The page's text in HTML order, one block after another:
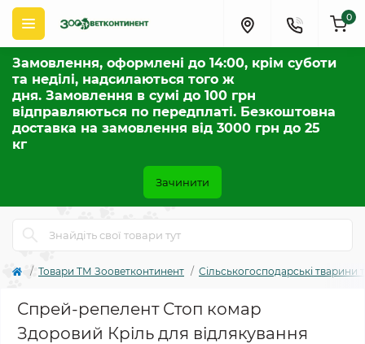
Замовлення, оформлені до 14:00, крім суботи
та неділі, надсилаються того ж
дня. Замовлення в сумі до 100 грн
відправляються по передплаті. Безкоштовна
доставка на замовлення від 3000 грн до 25
кг
Зачинити
0
Товари ТМ Зооветконтинент Сільськогосподарські тварини
Спрей-репелент Стоп комар
Здоровий Кріль для відлякування